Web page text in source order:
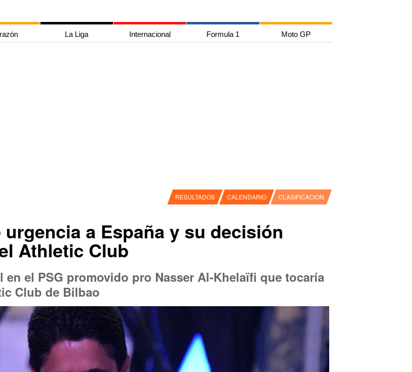
La Liga Internacional Formula 1 Moto GP
RESULTADOS CALENDARIO CLASIFICACION
a España y su decisión
Athletic Club
el PSG promovido pro Nasser Al-Khelaïfi que tocaría
Club de Bilbao